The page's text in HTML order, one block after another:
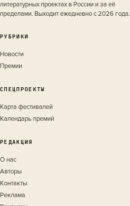
литературных проектах в России и за её
пределами. Выходит ежедневно с 2026 года.
РУБРИКИ
Новости
Премии
СПЕЦПРОЕКТЫ
Карта фестивалей
Календарь премий
РЕДАКЦИЯ
О нас
Авторы
Контакты
Реклама